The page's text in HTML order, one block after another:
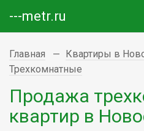
---metr.ru
Главная
Квартиры в
Трехкомнатные
Продажа
квартир в